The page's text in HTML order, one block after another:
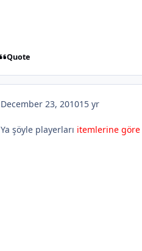
Quote
December 23, 201015 yr
Ya şöyle playerları itemlerine göre